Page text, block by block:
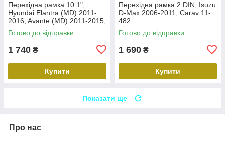
Перехідна рамка 10.1",
Hyundai Elantra (MD) 2011-
2016, Avante (MD) 2011-2015,
Carav 22-2314
Готово до відправки
1 740 ₴
Купити
Перехідна рамка 2 DIN, Isuzu
D-Max 2006-2011, Carav 11-
482
Готово до відправки
1 690 ₴
Купити
Показати ще
Про нас